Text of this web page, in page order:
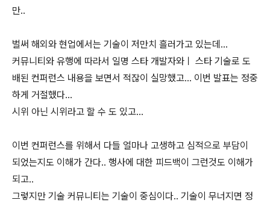
만..
벌써 해외와 현업에서는 기술이 저만치 흘러가고 있는데...
커뮤니티와 유행에 따라서 일명 스타 개발자와ㅣ 스타 기술로 도
배된 컨퍼런스 내용을 보면서 적잖이 실망했고... 이번 발표는 정중
하게 거절했다...
시위 아닌 시위라고 할 수 도 있고...
이번 컨퍼런스를 위해서 다들 얼마나 고생하고 심적으로 부담이
되었는지도 이해가 간다.. 행사에 대한 피드백이 그런것도 이해가
되고..
그렇지만 기술 커뮤니티는 기술이 중심이다.. 기술이 무너지면 정